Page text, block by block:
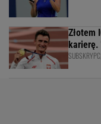
Złotem
karierę.